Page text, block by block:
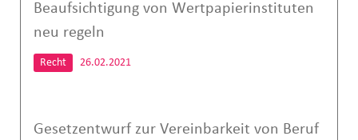
Beaufsichtigung von Wertpapierinstituten
neu regeln
Recht 26.02.2021
Gesetzentwurf zur Vereinbarkeit von Beruf